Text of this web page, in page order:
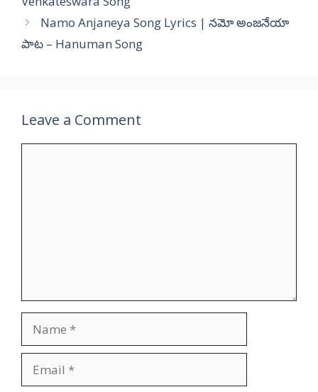
Namo Anjaneya Song Lyrics | నమో అంజనేయా
పాట – Hanuman Song
Leave a Comment